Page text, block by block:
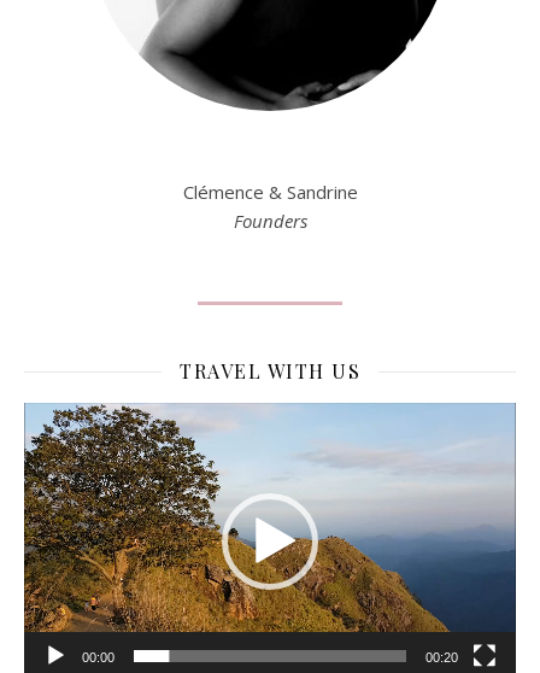
Clémence & Sandrine
Founders
TRAVEL WITH US
Lecteur
vidéo
00:00 00:20